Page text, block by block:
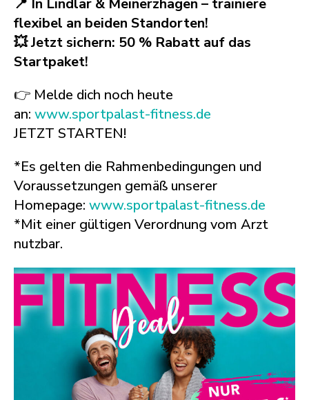
flexibel an beiden Standorten!
💥 Jetzt sichern: 50 % Rabatt auf das
Startpaket!
👉 Melde dich noch heute
an: www.sportpalast-fitness.de
JETZT STARTEN!
*Es gelten die Rahmenbedingungen und
Voraussetzungen gemäß unserer
Homepage: www.sportpalast-fitness.de
*Mit einer gültigen Verordnung vom Arzt
nutzbar.